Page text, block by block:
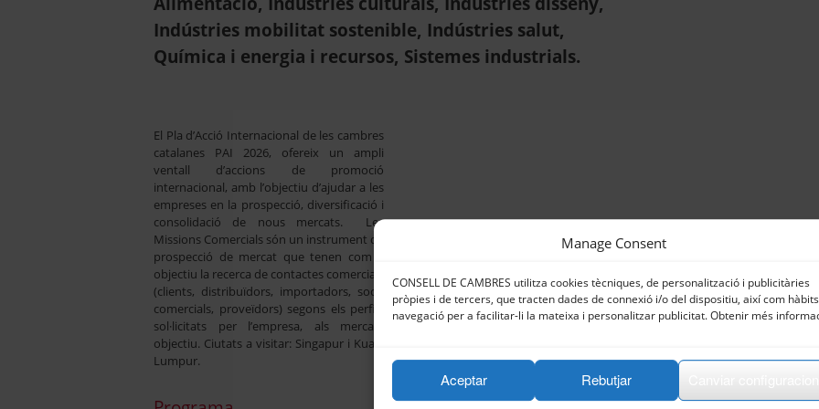
Manage Consent
CONSELL DE CAMBRES utilitza cookies tècniques, de personalització i publicitàries
pròpies i de tercers, que tracten dades de connexió i/o del dispositiu, així com
navegació per a facilitar-li la mateixa i personalitzar publicitat. Obtenir més
Aceptar Rebutjar
Indústries mobilitat sostenible, Indústries salut,
Química i energia i recursos, Sistemes industrials.
El Pla d’Acció Internacional de les cambres
catalanes PAI 2026, ofereix un ampli
ventall d’accions de promoció
internacional, amb l’objectiu d’ajudar a les
empreses en la prospecció, diversificació i
consolidació de nous mercats. Les
Missions Comercials són un instrument de
prospecció de mercat que tenen com a
objectiu la recerca de contactes comercials
(clients, distribuïdors, importadors, socis
comercials, proveïdors) segons els perfils
sol·licitats per l’empresa, als mercats
objectiu. Ciutats a visitar: Singapur i Kuala
Lumpur.